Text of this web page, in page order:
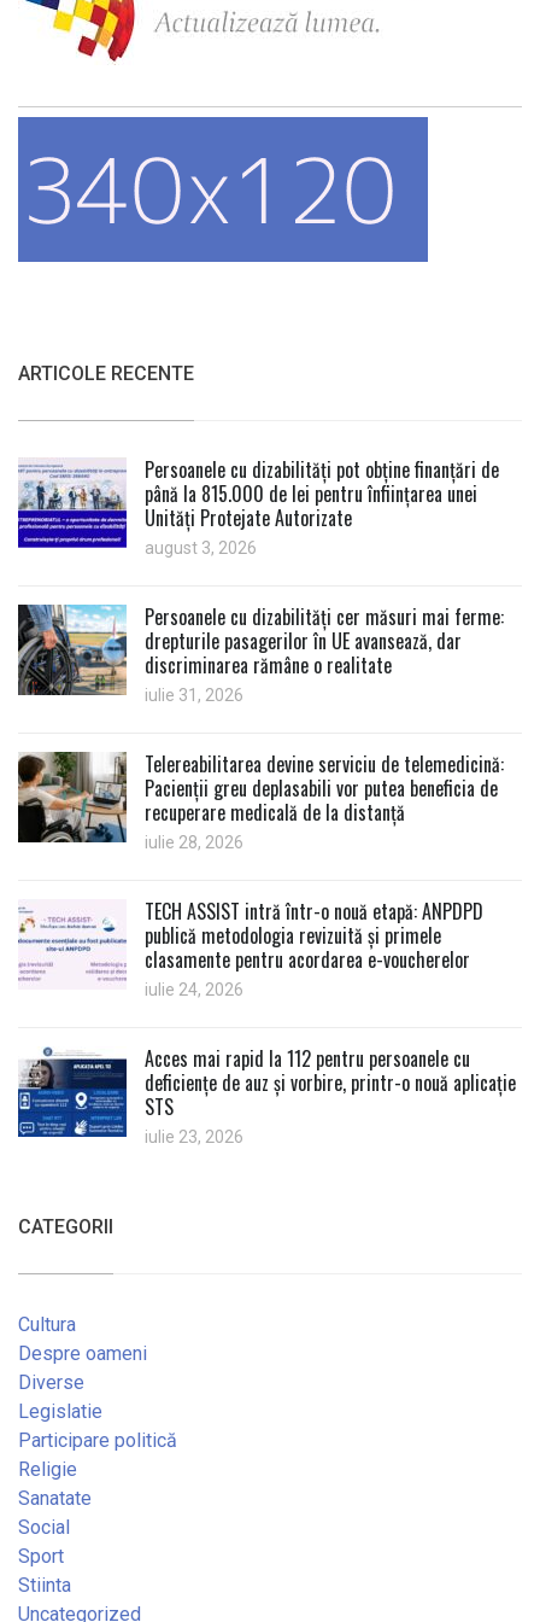
ARTICOLE RECENTE
Persoanele cu dizabilități pot obține finanțări de
până la 815.000 de lei pentru înființarea unei
Unități Protejate Autorizate
august 3, 2026
Persoanele cu dizabilități cer măsuri mai ferme:
drepturile pasagerilor în UE avansează, dar
discriminarea rămâne o realitate
iulie 31, 2026
Telereabilitarea devine serviciu de telemedicină:
Pacienții greu deplasabili vor putea beneficia de
recuperare medicală de la distanță
iulie 28, 2026
TECH ASSIST intră într-o nouă etapă: ANPDPD
publică metodologia revizuită și primele
clasamente pentru acordarea e-voucherelor
iulie 24, 2026
Acces mai rapid la 112 pentru persoanele cu
deficiențe de auz și vorbire, printr-o nouă aplicație
STS
iulie 23, 2026
CATEGORII
Cultura
Despre oameni
Diverse
Legislatie
Participare politică
Religie
Sanatate
Social
Sport
Stiinta
Uncategorized